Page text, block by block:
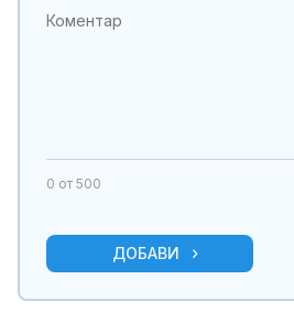
0 от 500
ДОБАВИ